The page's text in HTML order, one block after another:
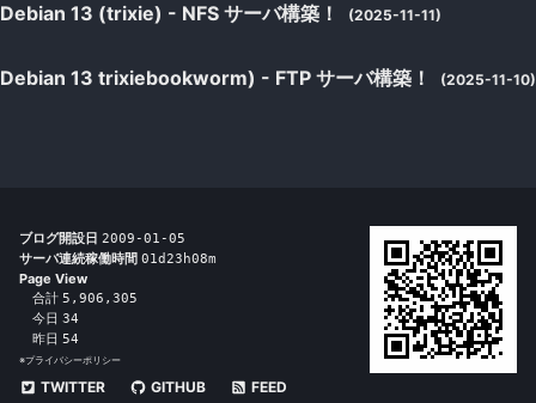
Debian 13 (trixie) - NFS サーバ構築！ (2025-11-11)
Debian 13 trixiebookworm) - FTP サーバ構築！ (2025-11-10)
ブログ開設日 2009-01-05
サーバ連続稼働時間 01d23h08m
Page View
合計 5,906,305
今日 34
昨日 54
※プライバシーポリシー
TWITTER GITHUB FEED